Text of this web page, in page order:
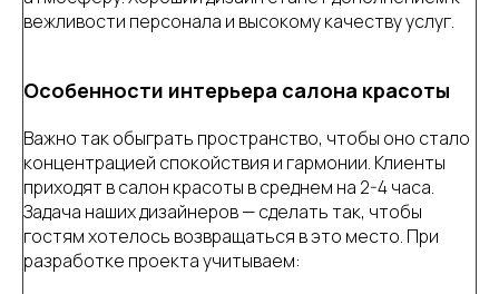
вежливости персонала и высокому качеству услуг.
Особенности интерьера салона красоты
Важно так обыграть пространство, чтобы оно стало
концентрацией спокойствия и гармонии. Клиенты
приходят в салон красоты в среднем на 2-4 часа.
Задача наших дизайнеров — сделать так, чтобы
гостям хотелось возвращаться в это место. При
разработке проекта учитываем: